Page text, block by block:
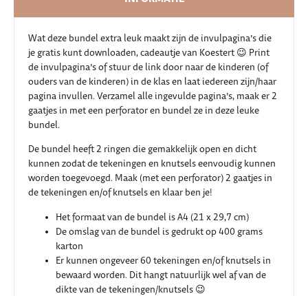
Wat deze bundel extra leuk maakt zijn de invulpagina’s die
je gratis kunt downloaden, cadeautje van Koestert 😉 Print
de invulpagina’s of stuur de link door naar de kinderen (of
ouders van de kinderen) in de klas en laat iedereen zijn/haar
pagina invullen. Verzamel alle ingevulde pagina’s, maak er 2
gaatjes in met een perforator en bundel ze in deze leuke
bundel.
De bundel heeft 2 ringen die gemakkelijk open en dicht
kunnen zodat de tekeningen en knutsels eenvoudig kunnen
worden toegevoegd. Maak (met een perforator) 2 gaatjes in
de tekeningen en/of knutsels en klaar ben je!
Het formaat van de bundel is A4 (21 x 29,7 cm)
De omslag van de bundel is gedrukt op 400 grams
karton
Er kunnen ongeveer 60 tekeningen en/of knutsels in
bewaard worden. Dit hangt natuurlijk wel af van de
dikte van de tekeningen/knutsels 😉